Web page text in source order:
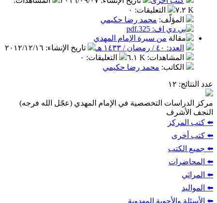
التعليقات:٠
محمد رضا حكيمي
من سيرة الإمام المهدي
تاريخ الإنشاء :٢٠١٢/١٢/١٦
: ٦.١ K التعليقات:٠
محمد رضا حكيمي
التخصصية في الإمام المهدي (عجّل الله فرجه)
المهدوية